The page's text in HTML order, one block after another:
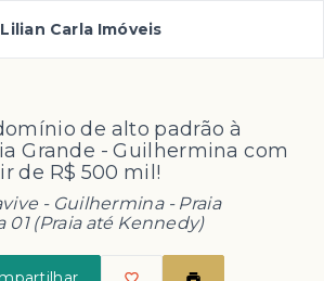
Lilian Carla Imóveis
de alto padrão à
Grande - Guilhermina com
de R$ 500 mil!
- Guilhermina - Praia
01 (Praia até Kennedy)